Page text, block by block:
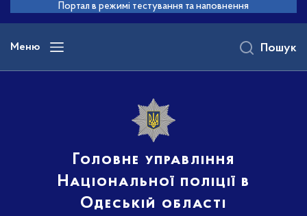
основного
вмісту
Портал в режимі тестування та наповнення
Меню
Головне управління
Національної поліції в
Одеській області
Пошук